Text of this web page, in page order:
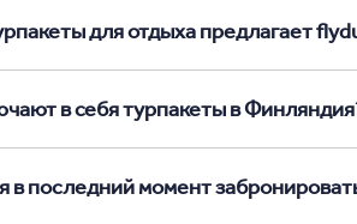
для отдыха предлагает
в себя турпакеты в
в последний момент